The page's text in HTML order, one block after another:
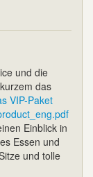
und die
das
VIP-Paket
Einblick in
Essen und
und tolle